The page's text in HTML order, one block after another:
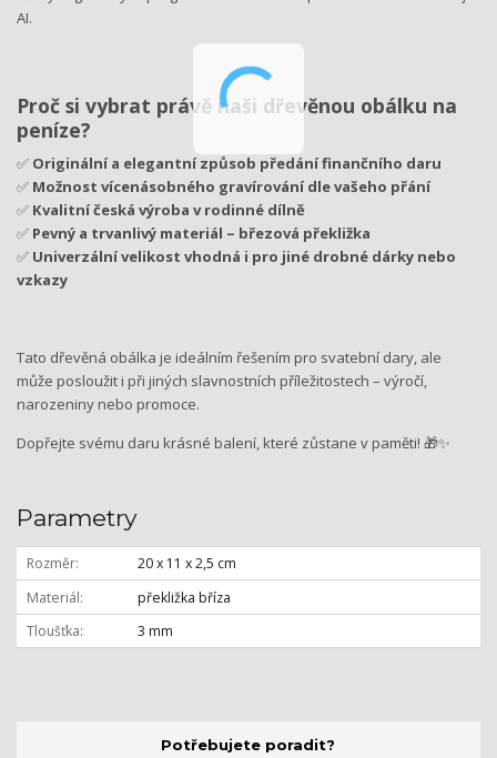
AI.
Proč si vybrat právě naši dřevěnou obálku na
peníze?
✅ Originální a elegantní způsob předání finančního daru
✅ Možnost vícenásobného gravírování dle vašeho přání
✅ Kvalitní česká výroba v rodinné dílně
✅ Pevný a trvanlivý materiál – březová překližka
✅ Univerzální velikost vhodná i pro jiné drobné dárky nebo
vzkazy
Tato dřevěná obálka je ideálním řešením pro svatební dary, ale
může posloužit i při jiných slavnostních příležitostech – výročí,
narozeniny nebo promoce.
Dopřejte svému daru krásné balení, které zůstane v paměti! 🎁✨
Parametry
Rozměr
20 x 11 x 2,5 cm
Materiál
překližka bříza
Tloušťka
3 mm
Potřebujete poradit?